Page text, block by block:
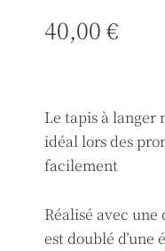
40,00€
Le tapis à langer
idéal lors des
facilement
Réalisé avec
est doublé d’une